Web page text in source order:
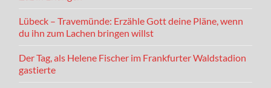
Lübeck – Travemünde: Erzähle Gott deine Pläne, wenn
du ihn zum Lachen bringen willst
Der Tag, als Helene Fischer im Frankfurter Waldstadion
gastierte